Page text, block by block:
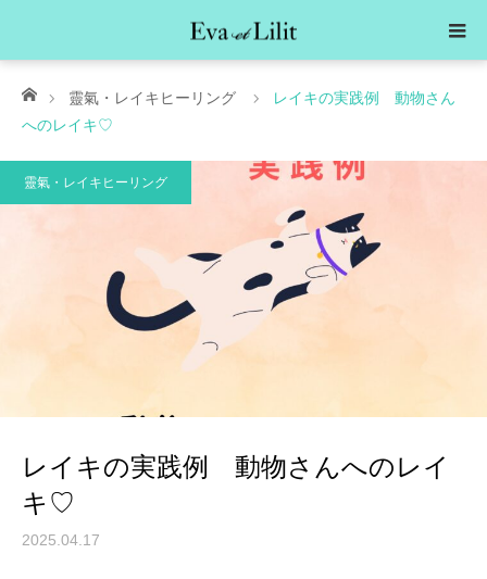
ホーム靈氣・レイキヒーリング
レイキの実践例 動物さん
へのレイキ♡
靈氣・レイキヒーリング
レイキの実践例 動物さんへのレイ
キ♡
2025.04.17